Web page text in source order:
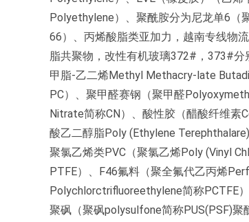
Polyethylene）、聚酰胺分为尼龙单6（
66）、丙烯酸脂类亚加力，越南专线物
脂共聚物，改性有机玻璃372#，373#
甲脂-乙二烯Methyl Methacry-late
PC）、聚甲醛赛钢（聚甲醛
Nitrate简称CN）、酸性胶（醋酸纤维素
酸乙二醇脂Poly (Ethylene
聚氯乙烯类PVC（聚氯乙烯Poly (Vinyl
PTFE）、F46氟料（聚全氟代乙丙烯
Polychlorctrifluoreethylene简称PCTFE）
聚砜（聚砜polysulfone简称PUS(PSF)